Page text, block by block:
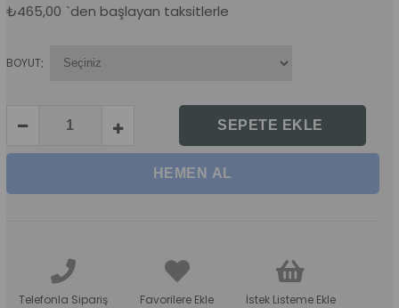
₺465,00 `den başlayan taksitlerle
BOYUT:
Telefonla Sipariş Favorilere Ekle İstek Listeme Ekle